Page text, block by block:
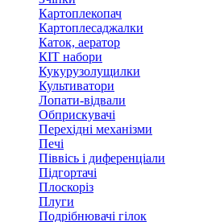
Картоплекопач
Картоплесаджалки
Каток, аератор
КІТ набори
Кукурузолущилки
Культиватори
Лопати-відвали
Обприскувачі
Перехідні механізми
Печі
Піввісь і диференціали
Підгортачі
Плоскоріз
Плуги
Подрібнювачі гілок